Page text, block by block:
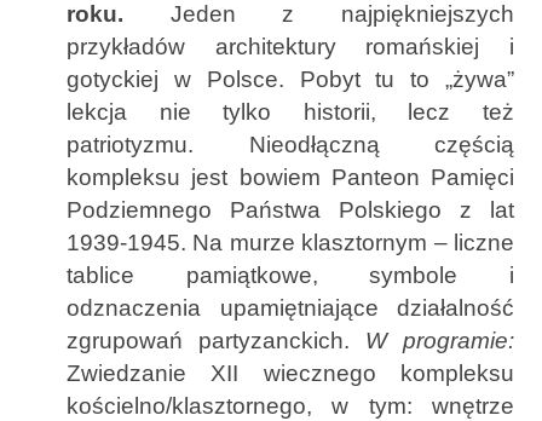
roku. Jeden z najpiękniejszych
przykładów architektury romańskiej i
gotyckiej w Polsce. Pobyt tu to „żywa”
lekcja nie tylko historii, lecz też
patriotyzmu. Nieodłączną częścią
kompleksu jest bowiem Panteon Pamięci
Podziemnego Państwa Polskiego z lat
1939-1945. Na murze klasztornym – liczne
tablice pamiątkowe, symbole i
odznaczenia upamiętniające działalność
zgrupowań partyzanckich. W programie:
Zwiedzanie XII wiecznego kompleksu
kościelno/klasztornego, w tym: wnętrze